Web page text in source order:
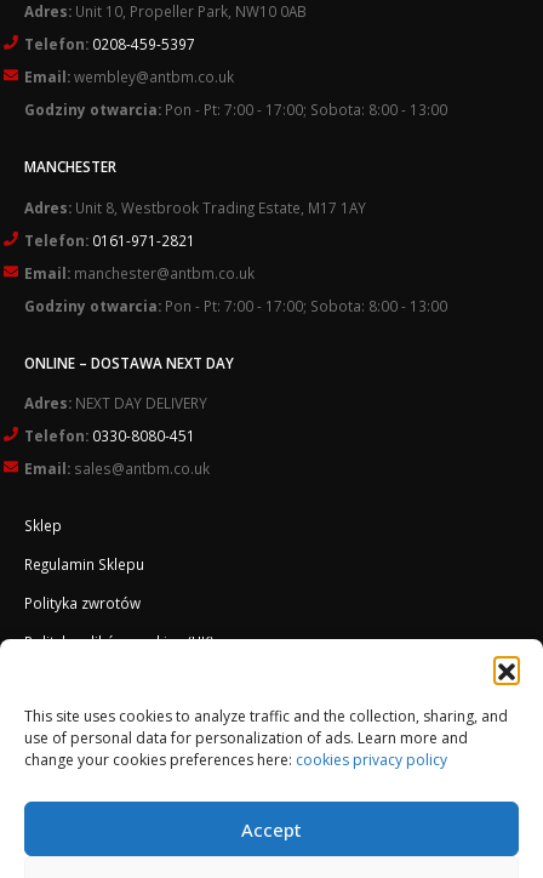
This site uses cookies to analyze traffic and the collection, sharing, and
use of personal data for personalization of ads. Learn more and
change your cookies preferences here: cookies privacy policy
Accept
Adres: Unit 10, Propeller Park, NW10 0AB
Telefon: 0208-459-5397
Email:wembley@antbm.co.uk
Godziny otwarcia: Pon - Pt: 7:00 - 17:00; Sobota: 8:00 - 13:00
MANCHESTER
Adres: Unit 8, Westbrook Trading Estate, M17 1AY
Telefon: 0161-971-2821
Email: manchester@antbm.co.uk
Godziny otwarcia: Pon - Pt: 7:00 - 17:00; Sobota: 8:00 - 13:00
ONLINE – DOSTAWA NEXT DAY
Adres: NEXT DAY DELIVERY
Telefon: 0330-8080-451
Email: sales@antbm.co.uk
Sklep
Regulamin Sklepu
Polityka zwrotów
Polityka plików cookies (UK)
Docieplenie EWI ETICS